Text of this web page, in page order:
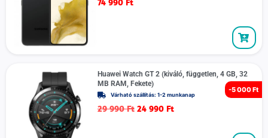
74 990 Ft
-5 000 Ft
Huawei Watch GT 2 (kiváló, független, 4 GB, 32
MB RAM, Fekete)
Várható szállítás: 1-2 munkanap
29 990Ft 24 990 Ft